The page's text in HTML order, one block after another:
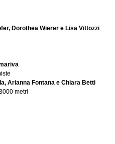
Dorothea Wierer e Lisa Vittozzi
Arianna Fontana e Chiara Betti
metri